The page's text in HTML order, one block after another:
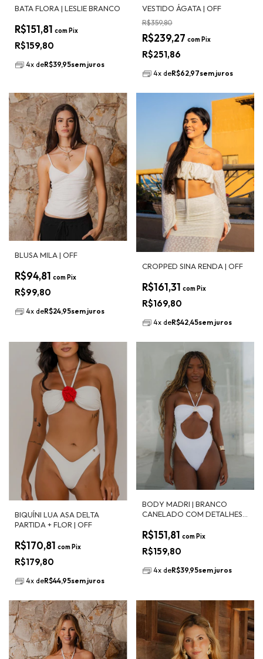
BATA FLORA | LESLIE BRANCO
R$159,80
R$151,81 com Pix
4x deR$39,95sem juros
VESTIDO ÁGATA | OFF
R$251,86
R$359,80
R$239,27 com Pix
4x deR$62,97sem juros
BLUSA MILA | OFF
R$99,80
R$94,81 com Pix
4x deR$24,95sem juros
CROPPED SINA RENDA | OFF
R$169,80
R$161,31 comPix
4x deR$42,45sem juros
BIQUÍNI LUA ASA DELTA
PARTIDA + FLOR | OFF
R$179,80
R$170,81 com Pix
4x deR$44,95sem juros
BODY MADRI | BRANCO
CANELADO COM DETALHES
CAVADO | ALÇA DE
R$159,80
R$151,81 comPix
4x deR$39,95sem juros